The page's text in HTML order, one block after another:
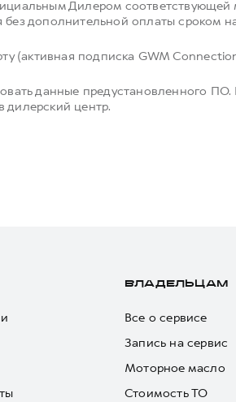
Дилером соответствующей
дополнительной оплаты сроком
(активная подписка GWM
данные предустановленного
центр.
ВЛАДЕЛЬЦАМ
Все о сервисе
Запись на сервис
Моторное масло
Стоимость ТО